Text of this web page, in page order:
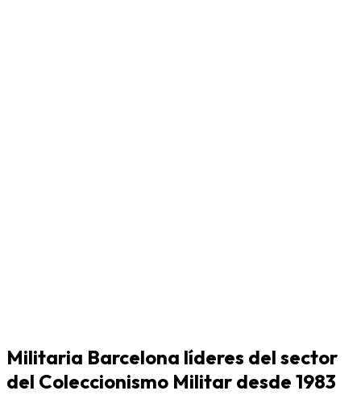
Militaria Barcelona líderes del sector
del Coleccionismo Militar desde 1983